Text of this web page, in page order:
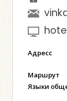
Адресс
Маршрут
Языки